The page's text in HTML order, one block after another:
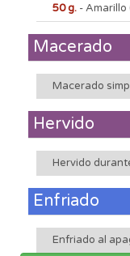
50 g. - Amarillo
Macerado
Macerado
Hervido
Hervido
Enfriado
Enfriado al